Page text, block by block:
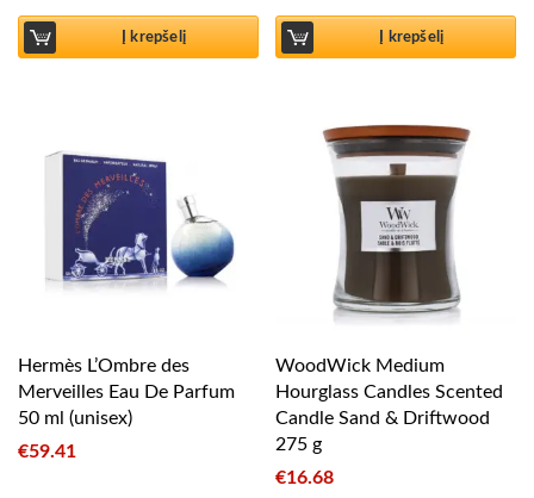
Į krepšelį Į krepšelį
Hermès L’Ombre des
Merveilles Eau De Parfum
50 ml (unisex)
€59.41
WoodWick Medium
Hourglass Candles Scented
Candle Sand & Driftwood
275 g
€16.68